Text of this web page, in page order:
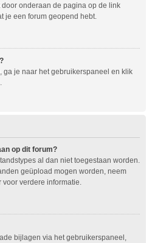
onderaan de pagina op de link
je een forum geopend hebt.
ga je naar het gebruikerspaneel en klik
op dit forum?
al dan niet toegestaan worden.
geüpload mogen worden, neem
voor verdere informatie.
bijlagen via het gebruikerspaneel,